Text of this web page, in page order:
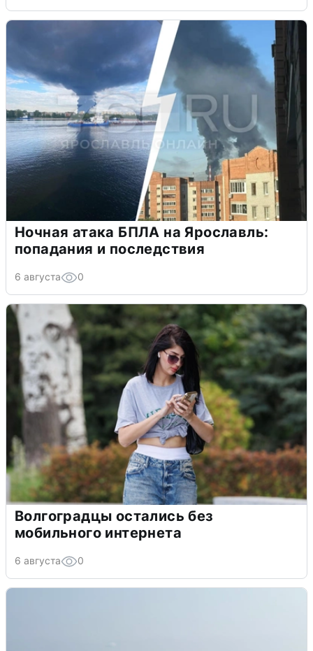
Ночная атака БПЛА на Ярославль:
попадания и последствия
6 августа 0
Волгоградцы остались без
мобильного интернета
6 августа 0